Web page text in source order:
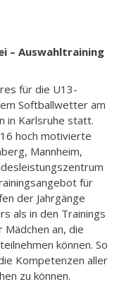
– Auswahltraining
für die U13-
Softballwetter am
in Karlsruhe statt.
hoch motivierte
Mannheim,
für
der Jahrgänge
als in den Trainings
an, die
können. So
Kompetenzen aller
zu können.